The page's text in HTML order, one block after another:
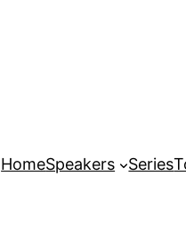
HomeSpeakers Series